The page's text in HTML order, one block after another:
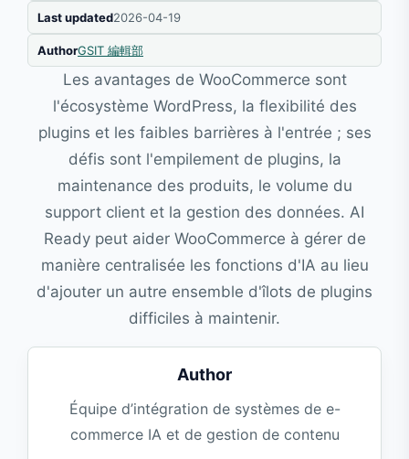
Last updated2026-04-19
AuthorGSIT 編輯部
Les avantages de WooCommerce sont
l'écosystème WordPress, la flexibilité des
plugins et les faibles barrières à l'entrée ; ses
défis sont l'empilement de plugins, la
maintenance des produits, le volume du
support client et la gestion des données. AI
Ready peut aider WooCommerce à gérer de
manière centralisée les fonctions d'IA au lieu
d'ajouter un autre ensemble d'îlots de plugins
difficiles à maintenir.
Author
Équipe d’intégration de systèmes de e-
commerce IA et de gestion de contenu